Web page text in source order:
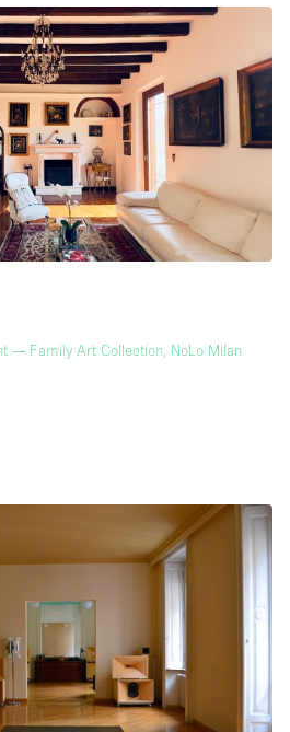
— Family Art Collection, NoLo Milan